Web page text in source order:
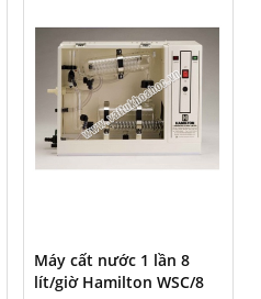
Máy cất nước 1 lần 8
lít/giờ Hamilton WSC/8